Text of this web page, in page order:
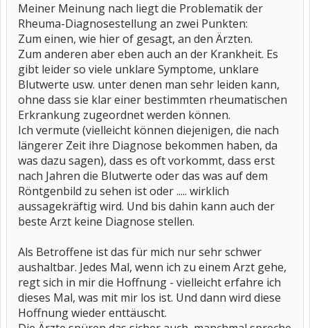
Meiner Meinung nach liegt die Problematik der
Rheuma-Diagnosestellung an zwei Punkten:
Zum einen, wie hier of gesagt, an den Ärzten.
Zum anderen aber eben auch an der Krankheit. Es
gibt leider so viele unklare Symptome, unklare
Blutwerte usw. unter denen man sehr leiden kann,
ohne dass sie klar einer bestimmten rheumatischen
Erkrankung zugeordnet werden können.
Ich vermute (vielleicht können diejenigen, die nach
längerer Zeit ihre Diagnose bekommen haben, da
was dazu sagen), dass es oft vorkommt, dass erst
nach Jahren die Blutwerte oder das was auf dem
Röntgenbild zu sehen ist oder ..... wirklich
aussagekräftig wird. Und bis dahin kann auch der
beste Arzt keine Diagnose stellen.
Als Betroffene ist das für mich nur sehr schwer
aushaltbar. Jedes Mal, wenn ich zu einem Arzt gehe,
regt sich in mir die Hoffnung - vielleicht erfahre ich
dieses Mal, was mit mir los ist. Und dann wird diese
Hoffnung wieder enttäuscht.